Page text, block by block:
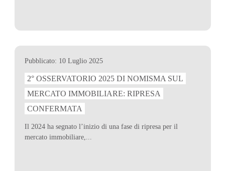
Pubblicato: 10 Luglio 2025
2° OSSERVATORIO 2025 DI NOMISMA SUL
MERCATO IMMOBILIARE: RIPRESA
CONFERMATA
Il 2024 ha segnato l’inizio di una fase di ripresa per il
mercato immobiliare,...